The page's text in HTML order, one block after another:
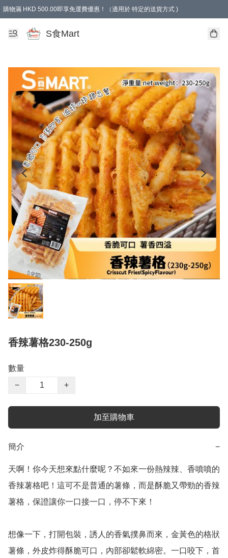
購物滿 HKD 500.00即享免運費優惠！（適用於 特定的送貨方式 )
S食Mart
香辣薯格230-250g
數量
−
+
加至購物車
簡介 −
天啊！你今天想來點什麼呢？不如來一份熱辣辣、香噴噴的
香辣薯格吧！這可不是普通的薯條，而是酥脆又帶勁的香辣
薯格，保證讓你一口接一口，停不下來！
想像一下，打開包裝，誘人的香氣撲鼻而來，金黃色的格狀
薯條，外皮炸得酥脆可口，內部卻鬆軟綿密。一口咬下，首